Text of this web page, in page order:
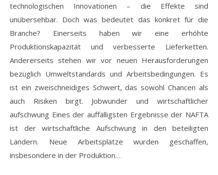
technologischen Innovationen – die Effekte sind
unübersehbar. Doch was bedeutet das konkret für die
Branche? Einerseits haben wir eine erhöhte
Produktionskapazität und verbesserte Lieferketten.
Andererseits stehen wir vor neuen Herausforderungen
bezüglich Umweltstandards und Arbeitsbedingungen. Es
ist ein zweischneidiges Schwert, das sowohl Chancen als
auch Risiken birgt. Jobwunder und wirtschaftlicher
aufschwung Eines der auffälligsten Ergebnisse der NAFTA
ist der wirtschaftliche Aufschwung in den beteiligten
Ländern. Neue Arbeitsplätze wurden geschaffen,
insbesondere in der Produktion…